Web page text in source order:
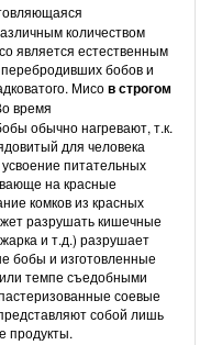
количеством
является естественным
бобов и
Мисов строгом
время
обычно нагревают, т.к.
для человека
питательных
на красные
комков из красных
разрушать кишечные
и т.д.) разрушает
бобы и изготовленные
темпе съедобными
соевые
собой лишь
продукты.